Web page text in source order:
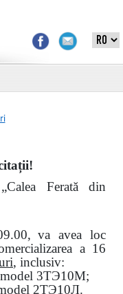
Ferată din
va avea loc
a 16
, inclusiv:
3ТЭ10М;
2ТЭ10Л.